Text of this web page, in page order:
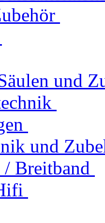
und
und
/ Breitband